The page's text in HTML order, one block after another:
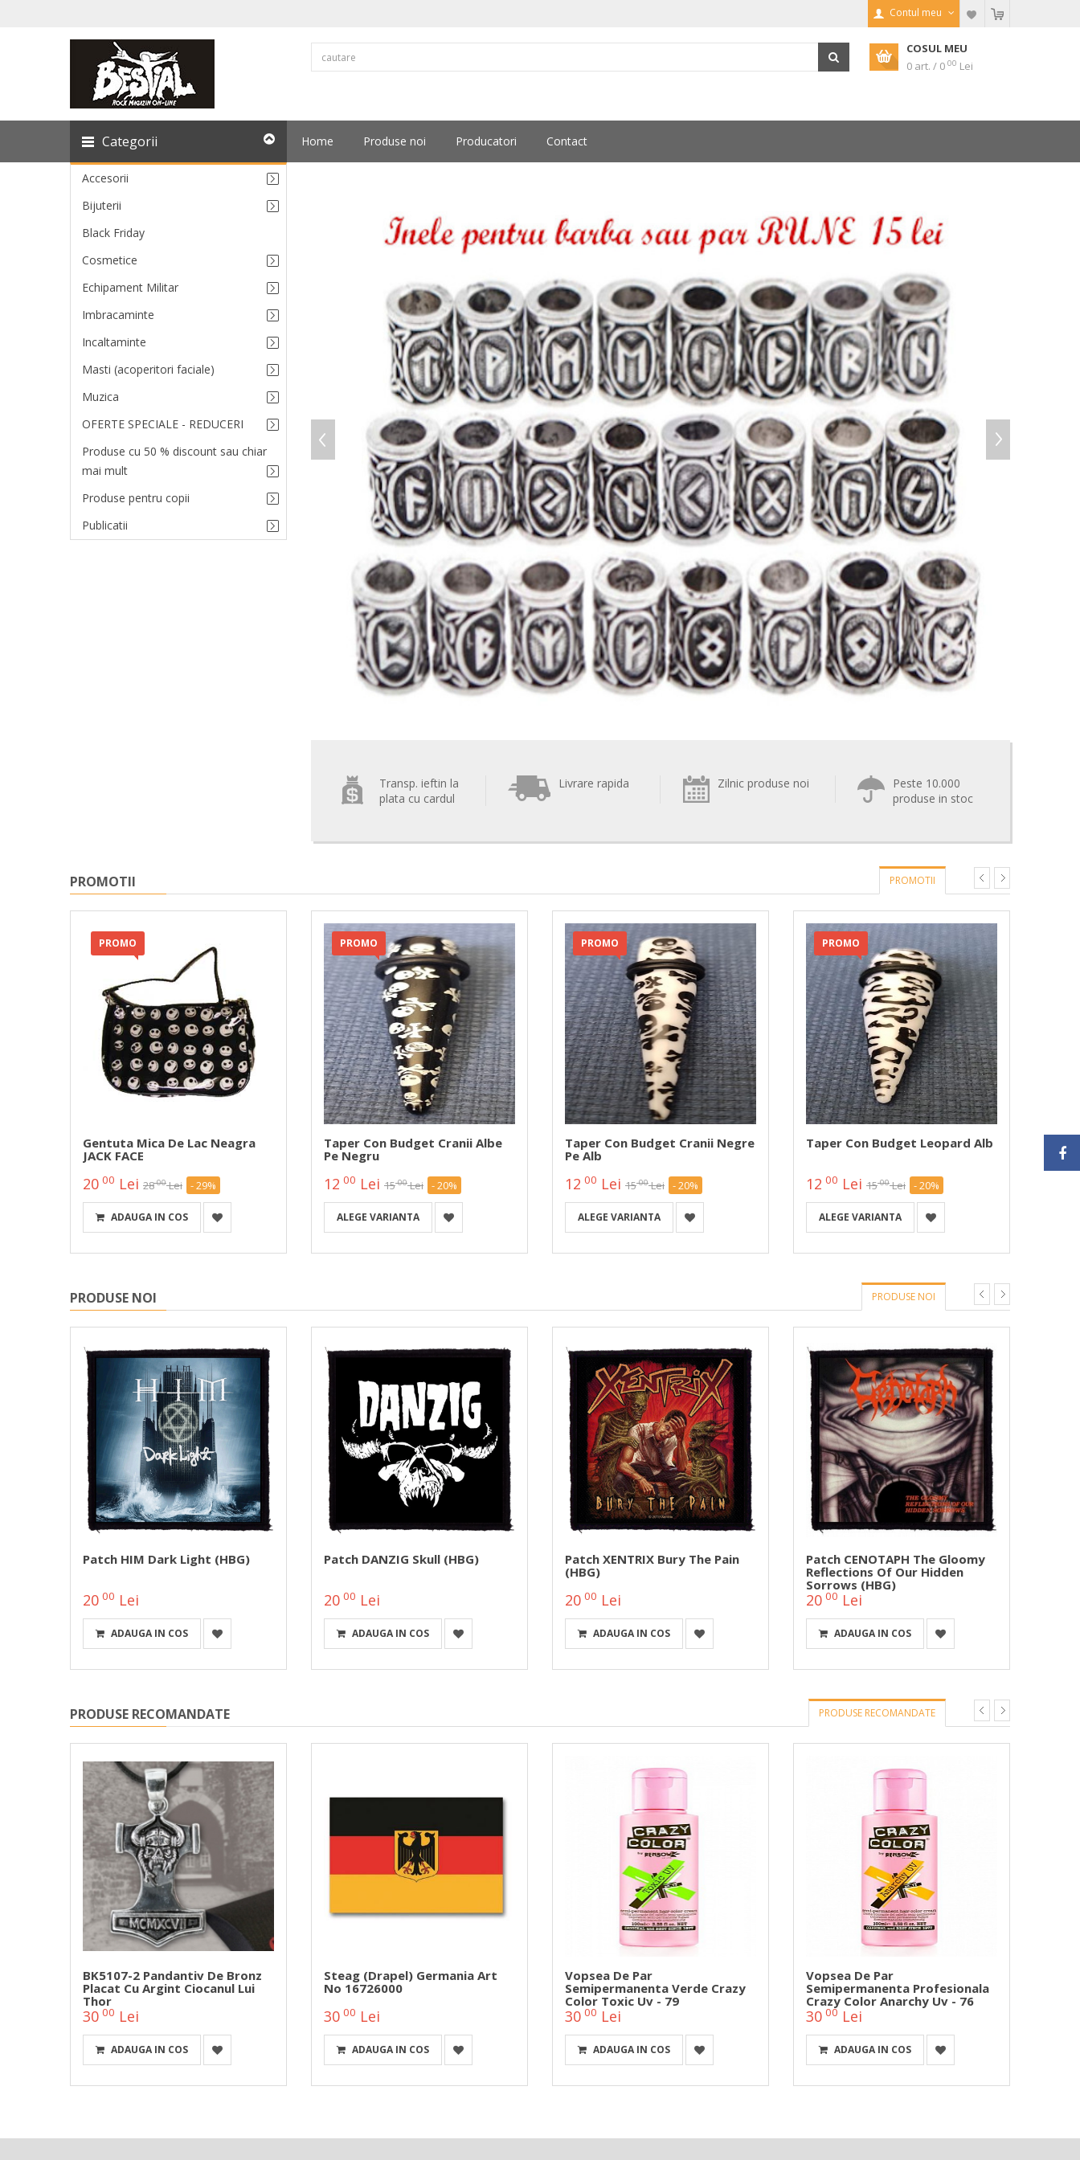
Contul meu
COSUL MEU
0 art. / 0 00 Lei
Categorii
Accesorii
Bijuterii
Black Friday
Cosmetice
Echipament Militar
Imbracaminte
Incaltaminte
Masti (acoperitori faciale)
Muzica
OFERTE SPECIALE - REDUCERI
Produse cu 50 % discount sau chiar
mai mult
Produse pentru copii
Publicatii
Home Produse noi Producatori Contact
Transp. ieftin la
plata cu cardul
Livrare rapida Zilnic produse noi
Peste 10.000
produse in stoc
PROMOTII PROMOTII
PROMO
Gentuta Mica De Lac Neagra
JACK FACE
20 00 Lei 2800 Lei - 29%
ADAUGA IN COS
PROMO
Taper Con Budget Cranii Albe
Pe Negru
12 00 Lei 1500 Lei - 20%
ALEGE VARIANTA
PROMO
Taper Con Budget Cranii Negre
Pe Alb
12 00 Lei 1500 Lei - 20%
ALEGE VARIANTA
PROMO
Taper Con Budget Leopard Alb
12 00 Lei 1500 Lei - 20%
ALEGE VARIANTA
PRODUSE NOI PRODUSE NOI
Patch HIM Dark Light (HBG)
20 00 Lei
ADAUGA IN COS
Patch DANZIG Skull (HBG)
20 00 Lei
ADAUGA IN COS
Patch XENTRIX Bury The Pain
(HBG)
20 00 Lei
ADAUGA IN COS
Patch CENOTAPH The Gloomy
Reflections Of Our Hidden
Sorrows (HBG)
20 00 Lei
ADAUGA IN COS
PRODUSE RECOMANDATE PRODUSE RECOMANDATE
BK5107-2 Pandantiv De Bronz
Placat Cu Argint Ciocanul Lui
Thor
30 00 Lei
ADAUGA IN COS
Steag (drapel) Germania Art
No 16726000
30 00 Lei
ADAUGA IN COS
Vopsea De Par
Semipermanenta Verde Crazy
Color Toxic Uv - 79
30 00 Lei
ADAUGA IN COS
Vopsea De Par
Semipermanenta Profesionala
Crazy Color Anarchy Uv - 76
30 00 Lei
ADAUGA IN COS